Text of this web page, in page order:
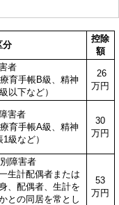
分
控除
額
者
育手帳B級、精神
2級以下など）
26
万円
害者
育手帳A級、精神
帳1級など）
30
万円
害者
生計配偶者または
、配偶者、生計を
との同居を常とし
53
万円